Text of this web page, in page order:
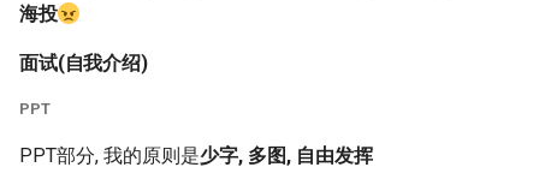
海投
面试(自我介绍)
PPT
PPT部分, 我的原则是少字, 多图, 自由发挥